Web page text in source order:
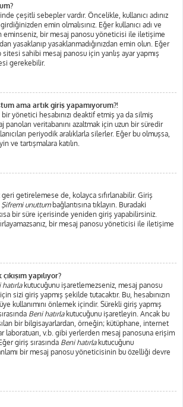
çeşitli sebepler vardır. Öncelikle, kullanıcı adınız
emin olmalısınız. Eğer kullanıcı adı ve
eminseniz, bir mesaj panosu yöneticisi ile iletişime
yasaklanıp yasaklanmadığınızdan emin olun. Eğer
sahibi mesaj panosu için yanlış ayar yapmış
gerekebilir.
ama artık giriş yapamıyorum?!
yönetici hesabınızı deaktif etmiş ya da silmiş
panoları veritabanını azaltmak için uzun bir süredir
periyodik aralıklarla silerler. Eğer bu olmuşsa,
ve tartışmalara katılın.
geri getirelemese de, kolayca sıfırlanabilir. Giriş
Şifremi unuttumbağlantısına tıklayın. Buradaki
bir süre içerisinde yeniden giriş yapabilirsiniz.
bir mesaj panosu yöneticisi ile iletişime
yapılıyor?
hatırlakutucuğunu işaretlemezseniz, mesaj panosu
sizi giriş yapmış şekilde tutacaktır. Bu, hesabınızın
kullanımını önlemek içindir. Sürekli giriş yapmış
Beni hatırlakutucuğunu işaretleyin. Ancak bu
bir bilgisayarlardan, örneğin; kütüphane, internet
laboratuarı, v.b. gibi yerlerden mesaj panosuna erişim
giriş sırasında Beni hatırlakutucuğunu
bir mesaj panosu yöneticisinin bu özelliği devre